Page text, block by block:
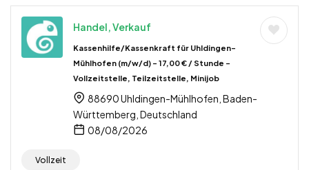
Handel, Verkauf
Kassenhilfe/Kassenkraft für Uhldingen-
Mühlhofen (m/w/d) – 17,00 € / Stunde –
Vollzeitstelle, Teilzeitstelle, Minijob
88690 Uhldingen-Mühlhofen, Baden-
Württemberg, Deutschland
08/08/2026
Vollzeit